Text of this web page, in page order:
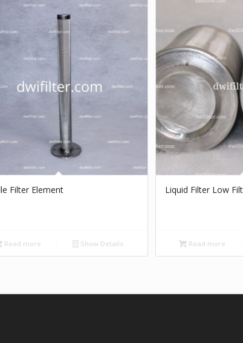
Filter Element
Read more Show Details
Liquid Filter Low
Read more